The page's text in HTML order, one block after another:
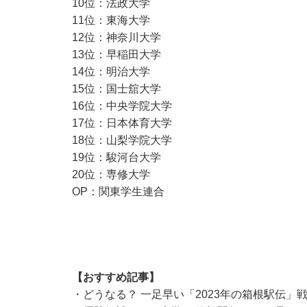
10位：法政大学
11位：東海大学
12位：神奈川大学
13位：早稲田大学
14位：明治大学
15位：国士舘大学
16位：中央学院大学
17位：日本体育大学
18位：山梨学院大学
19位：駿河台大学
20位：専修大学
OP：関東学生連合
【おすすめ記事】
・ どうなる？ 一足早い「2023年の箱根駅伝」